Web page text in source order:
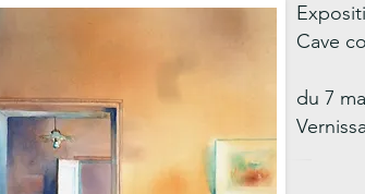
Cave
du 7